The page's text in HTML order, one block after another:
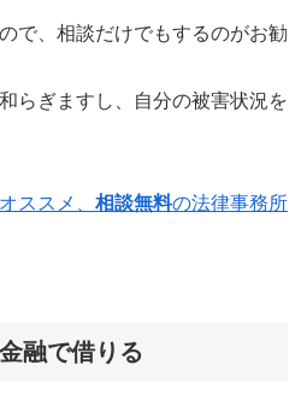
で、相談だけでもするのがお勧
らぎますし、自分の被害状況を
ススメ、 相談無料の法律事務所
融で借りる